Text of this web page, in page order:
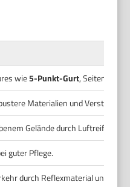
wie5-Punkt-Gurt,
Materialien und
Gelände durch Luftreifen
guter Pflege.
durch Reflexmaterial und